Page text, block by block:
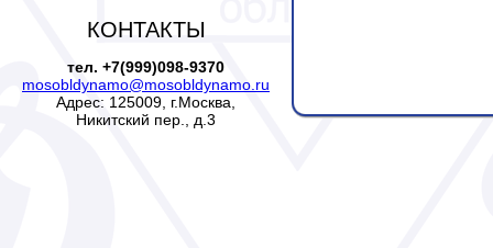
КОНТАКТЫ
тел. +7(999)098-9370
mosobldynamo@mosobldynamo.ru
Адрес: 125009, г.Москва,
Никитский пер., д.3